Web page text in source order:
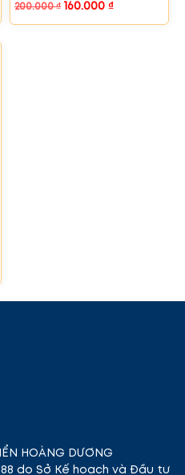
200.000₫ 160.000 ₫
HOÀNG DƯƠNG
do Sở Kế hoạch và Đầu tư